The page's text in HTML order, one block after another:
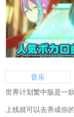
音乐
世界计划繁中版是一
上线就可以去养成你